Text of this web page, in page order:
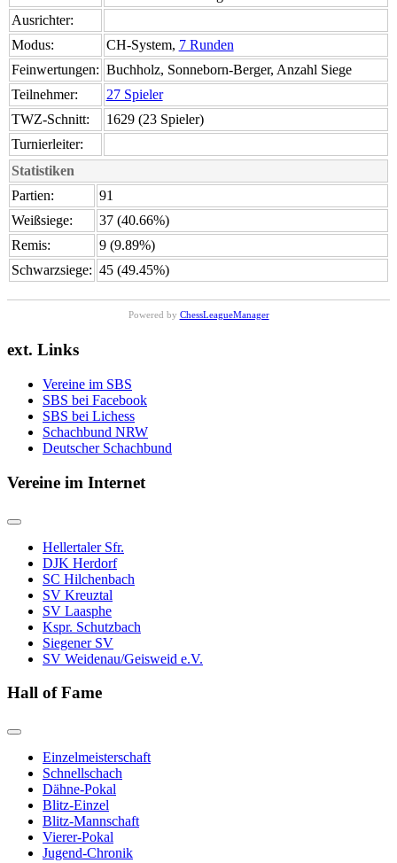
Ausrichter:
Modus:
CH-System, 7 Runden
Feinwertungen: Buchholz, Sonneborn-Berger, Anzahl Siege
Teilnehmer:
27 Spieler
TWZ-Schnitt:
1629 (23 Spieler)
Turnierleiter:
Statistiken
Partien:
91
Weißsiege:
37 (40.66%)
Remis:
9 (9.89%)
Schwarzsiege: 45 (49.45%)
Powered by ChessLeagueManager
ext. Links
Vereine im SBS
SBS bei Facebook
SBS bei Lichess
Schachbund NRW
Deutscher Schachbund
Vereine im Internet
Hellertaler Sfr.
DJK Herdorf
SC Hilchenbach
SV Kreuztal
SV Laasphe
Kspr. Schutzbach
Siegener SV
SV Weidenau/Geisweid e.V.
Hall of Fame
Einzelmeisterschaft
Schnellschach
Dähne-Pokal
Blitz-Einzel
Blitz-Mannschaft
Vierer-Pokal
Jugend-Chronik